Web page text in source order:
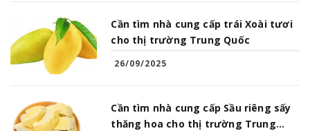
Cần tìm nhà cung cấp trái Xoài tươi
cho thị trường Trung Quốc
26/09/2025
Cần tìm nhà cung cấp Sầu riêng sấy
thăng hoa cho thị trường Trung